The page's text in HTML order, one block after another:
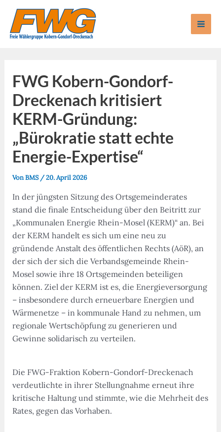
Inhalt
springen
FWG Kobern-Gondorf-
Dreckenach kritisiert
KERM-Gründung:
„Bürokratie statt echte
Energie-Expertise“
VonBMS /20. April 2026
In der jüngsten Sitzung des Ortsgemeinderates
stand die finale Entscheidung über den Beitritt zur
„Kommunalen Energie Rhein-Mosel (KERM)“ an. Bei
der KERM handelt es sich um eine neu zu
gründende Anstalt des öffentlichen Rechts (AöR), an
der sich der sich die Verbandsgemeinde Rhein-
Mosel sowie ihre 18 Ortsgemeinden beteiligen
können. Ziel der KERM ist es, die Energieversorgung
– insbesondere durch erneuerbare Energien und
Wärmenetze – in kommunale Hand zu nehmen, um
regionale Wertschöpfung zu generieren und
Gewinne solidarisch zu verteilen.
Die FWG-Fraktion Kobern-Gondorf-Dreckenach
verdeutlichte in ihrer Stellungnahme erneut ihre
kritische Haltung und stimmte, wie die Mehrheit des
Rates, gegen das Vorhaben.